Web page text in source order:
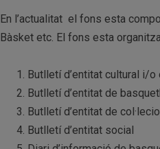
En l’actualitat el fons esta
Bàsket etc. El fons esta
Butlletí d’entitat cultural i/o
Butlletí d’entitat de
Butlletí d’entitat de
Butlletí d’entitat social